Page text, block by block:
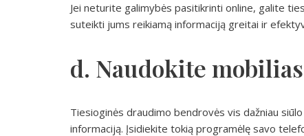
Jei neturite galimybės pasitikrinti online, galite
suteikti jums reikiamą informaciją greitai ir
d. Naudokite
Tiesioginės draudimo bendrovės vis dažniau
informaciją. Įsidiekite tokią programėlę savo